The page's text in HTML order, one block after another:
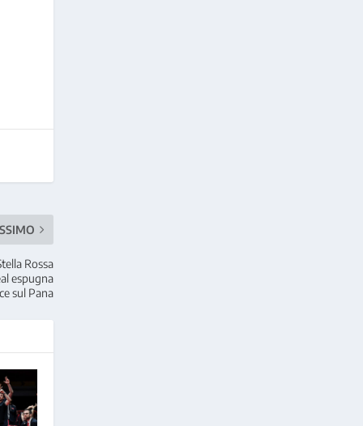
Rossa
espugna
sul Pana